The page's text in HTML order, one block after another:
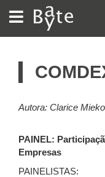
BATE
BYTE
Autora: Clarice
PAINEL:
Empresas
PAINELISTAS: